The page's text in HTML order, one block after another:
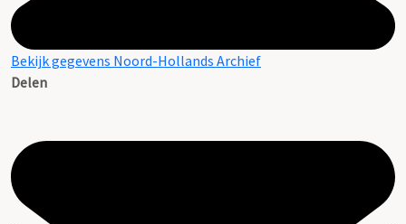
Bekijk gegevens Noord-Hollands Archief
Delen